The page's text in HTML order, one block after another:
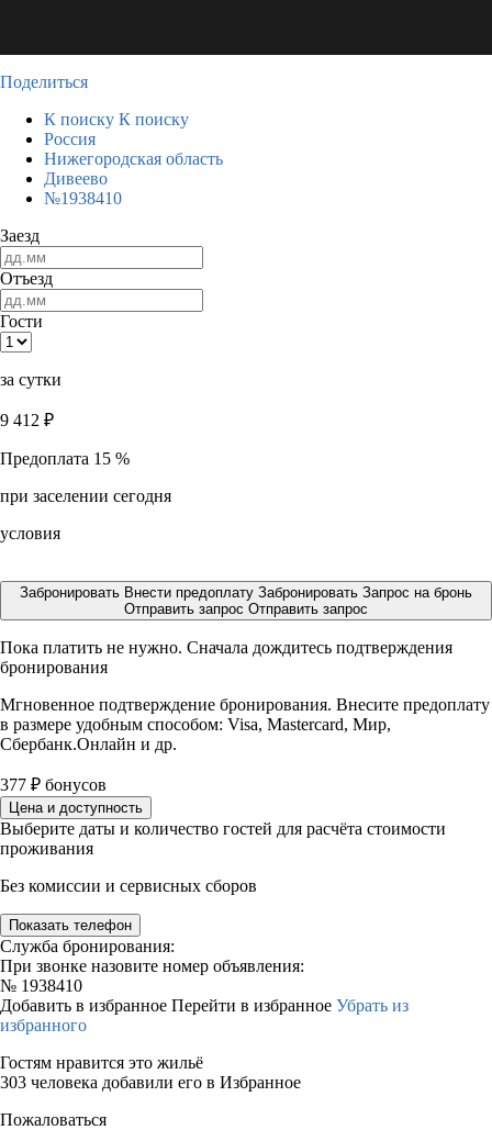
Поделиться
К поиску К поиску
Россия
Нижегородская область
Дивеево
№1938410
Заезд
Отъезд
Гости
за сутки
9 412 ₽
Предоплата 15 %
при заселении сегодня
условия
Забронировать Внести предоплату Забронировать Запрос на бронь
Отправить запрос Отправить запрос
Пока платить не нужно. Сначала дождитесь подтверждения
бронирования
Мгновенное подтверждение бронирования. Внесите предоплату
в размере удобным способом: Visa, Mastercard, Мир,
Сбербанк.Онлайн и др.
377 ₽ бонусов
Цена и доступность
Выберите даты и количество гостей для расчёта стоимости
проживания
Без комиссии и сервисных сборов
Показать телефон
Служба бронирования:
При звонке назовите номер объявления:
№ 1938410
Добавить в избранное Перейти в избранное Убрать из
избранного
Гостям нравится это жильё
303 человека добавили его в Избранное
Пожаловаться